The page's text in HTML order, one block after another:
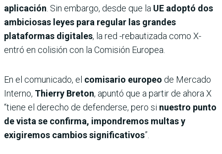
aplicación . Sin embargo, desde que la UE adoptó dos
ambiciosas leyes para regular las grandes
plataformas digitales, la red -rebautizada como X-
entró en colisión con la Comisión Europea.
En el comunicado, el comisario europeo de Mercado
Interno, Thierry Breton, apuntó que a partir de ahora X
“tiene el derecho de defenderse, pero si nuestro punto
de vista se confirma, impondremos multas y
exigiremos cambios significativos”.